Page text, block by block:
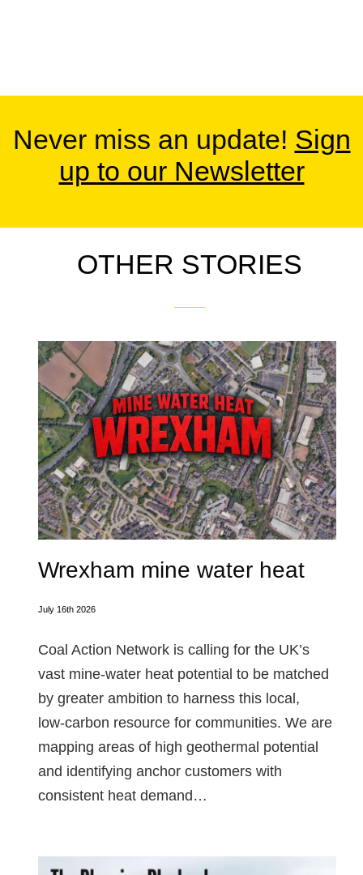
Never miss an update! Sign
up to our Newsletter
OTHER STORIES
Wrexham mine water heat
July 16th 2026
Coal Action Network is calling for the UK’s
vast mine‑water heat potential to be matched
by greater ambition to harness this local,
low‑carbon resource for communities. We are
mapping areas of high geothermal potential
and identifying anchor customers with
consistent heat demand…